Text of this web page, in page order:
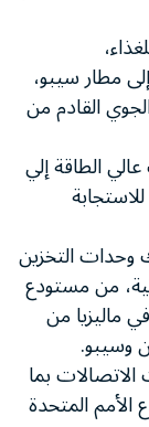
مطار سيبو،
القادم من
عالي الطاقة إلي
وحدات التخزين
من مستودع
ماليزيا من
وسيبو.
معدات الاتصالات بما
المتحدة